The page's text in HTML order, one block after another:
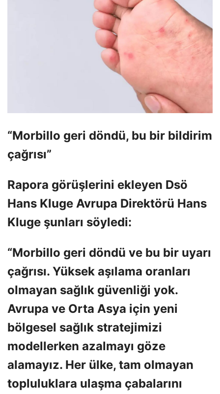
“Morbillo geri döndü, bu bir bildirim
çağrısı”
Rapora görüşlerini ekleyen Dsö
Hans Kluge Avrupa Direktörü Hans
Kluge şunları söyledi:
“Morbillo geri döndü ve bu bir uyarı
çağrısı. Yüksek aşılama oranları
olmayan sağlık güvenliği yok.
Avrupa ve Orta Asya için yeni
bölgesel sağlık stratejimizi
modellerken azalmayı göze
alamayız. Her ülke, tam olmayan
topluluklara ulaşma çabalarını